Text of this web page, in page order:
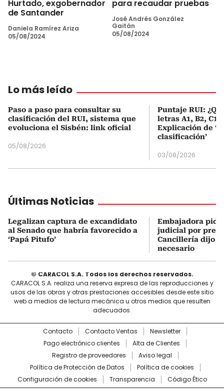
Hurtado, exgobernador
de Santander
Daniela Ramírez Ariza
05/08/2024
para recaudar pruebas
José Andrés González
Gaitán
05/08/2024
Lo más leído
Paso a paso para consultar su
clasificación del RUI, sistema que
evoluciona el Sisbén: link oficial
05/08/2026
Puntaje RUI:
letras A1, B2, C1
Explicación de
clasificación’
03/08/2026
Últimas Noticias
Legalizan captura de excandidato
al Senado que habría favorecido a
‘Papá Pitufo’
Embajadora
judicial por
Cancillería dijo
necesario
© CARACOL S.A. Todos los derechos reservados.
CARACOL S.A. realiza una reserva expresa de las reproducciones y
usos de las obras y otras prestaciones accesibles desde este sitio
web a medios de lectura mecánica u otros medios que resulten
adecuados.
Contacto Contacto Ventas
Newsletter
Pago electrónico clientes
Alta de Clientes
Registro de proveedores
Aviso legal
Política de Protección de Datos
Política de cookies
Configuración de cookies
Transparencia Código Ético